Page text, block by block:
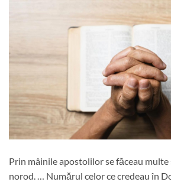
Prin mâinile apostolilor se făceau multe
norod. … Numărul celor ce credeau în